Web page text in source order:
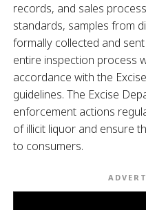
records, and sales
standards, samples from
formally collected and
entire inspection process
accordance with the
guidelines. The Excise
enforcement actions
of illicit liquor and ensure
to consumers.